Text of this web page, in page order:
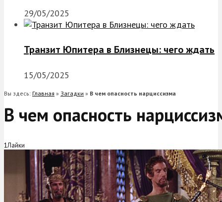
29/05/2025
Транзит Юпитера в Близнецы: чего ждать
15/05/2025
Вы здесь: Главная » Загадки » В чем опасность нарциссизма
В чем опасность
1Лайки